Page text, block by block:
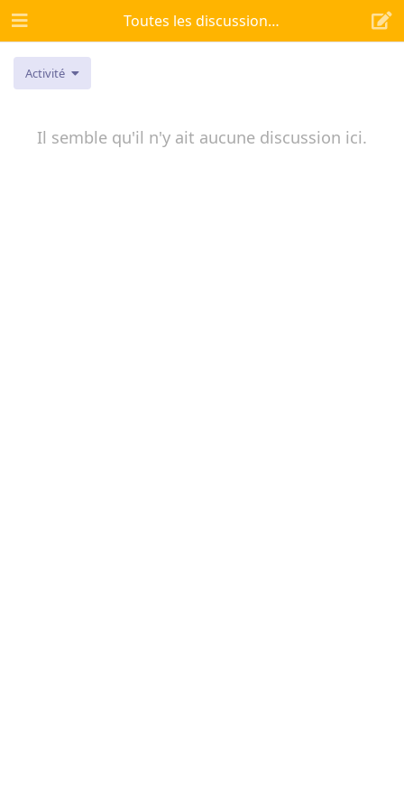
Toutes les discussions
Activité
Il semble qu'il n'y ait aucune discussion ici.